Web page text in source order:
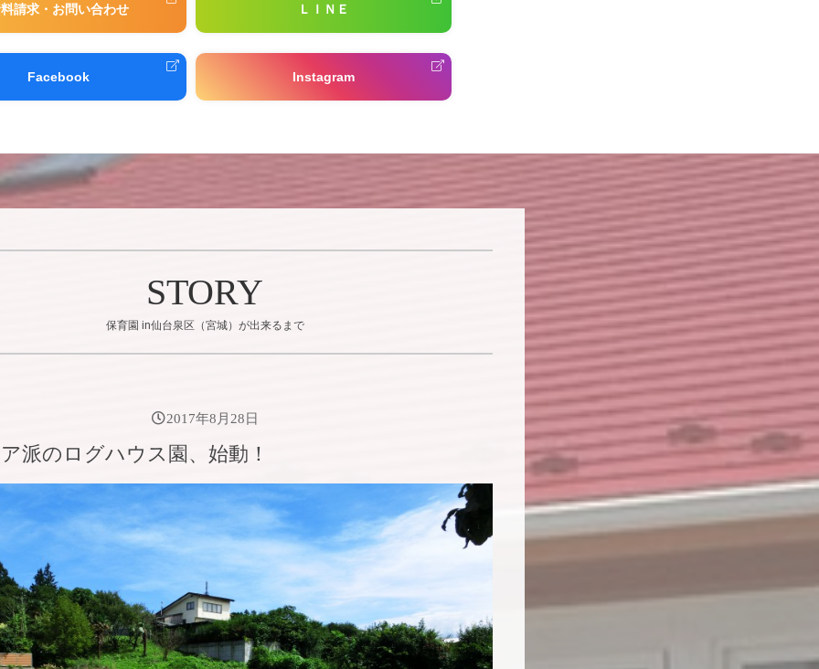
請求・お問い合わせ ＬＩＮＥ
Facebook Instagram
STORY
保育園 in仙台泉区（宮城）が出来るまで
2017年8月28日
派のログハウス園、始動！